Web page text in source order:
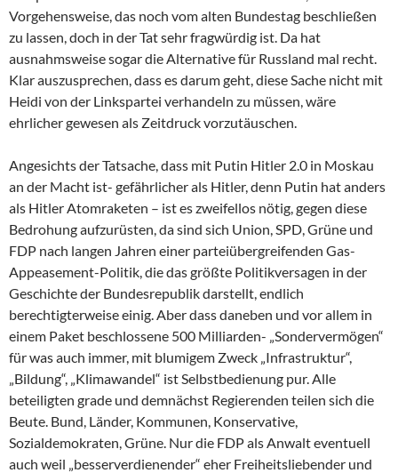
Vorgehensweise, das noch vom alten Bundestag beschließen
zu lassen, doch in der Tat sehr fragwürdig ist. Da hat
ausnahmsweise sogar die Alternative für Russland mal recht.
Klar auszusprechen, dass es darum geht, diese Sache nicht mit
Heidi von der Linkspartei verhandeln zu müssen, wäre
ehrlicher gewesen als Zeitdruck vorzutäuschen.
Angesichts der Tatsache, dass mit Putin Hitler 2.0 in Moskau
an der Macht ist- gefährlicher als Hitler, denn Putin hat anders
als Hitler Atomraketen – ist es zweifellos nötig, gegen diese
Bedrohung aufzurüsten, da sind sich Union, SPD, Grüne und
FDP nach langen Jahren einer parteiübergreifenden Gas-
Appeasement-Politik, die das größte Politikversagen in der
Geschichte der Bundesrepublik darstellt, endlich
berechtigterweise einig. Aber dass daneben und vor allem in
einem Paket beschlossene 500 Milliarden- „Sondervermögen“
für was auch immer, mit blumigem Zweck „Infrastruktur“,
„Bildung“, „Klimawandel“ ist Selbstbedienung pur. Alle
beteiligten grade und demnächst Regierenden teilen sich die
Beute. Bund, Länder, Kommunen, Konservative,
Sozialdemokraten, Grüne. Nur die FDP als Anwalt eventuell
auch weil „besserverdienender“ eher Freiheitsliebender und